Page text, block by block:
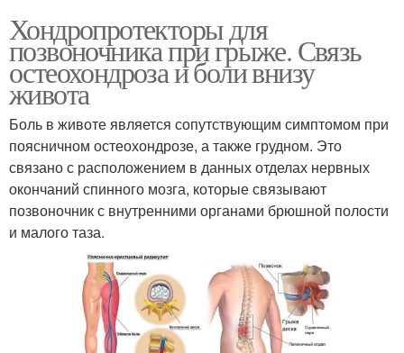
Хондропротекторы для
позвоночника при грыже. Связь
остеохондроза и боли внизу
живота
Боль в животе является сопутствующим симптомом при
поясничном остеохондрозе, а также грудном. Это
связано с расположением в данных отделах нервных
окончаний спинного мозга, которые связывают
позвоночник с внутренними органами брюшной полости
и малого таза.